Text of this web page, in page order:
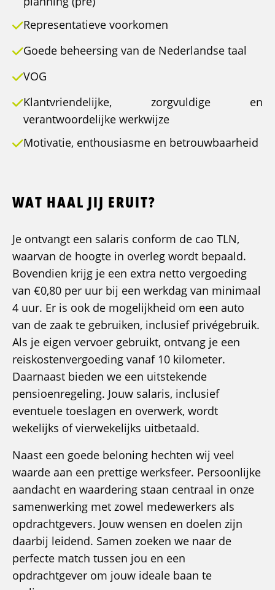
Representatieve voorkomen
Goede beheersing van de Nederlandse taal
VOG
Klantvriendelijke, zorgvuldige en
verantwoordelijke werkwijze
Motivatie, enthousiasme en betrouwbaarheid
WAT HAAL JIJ ERUIT?
Je ontvangt een salaris conform de cao TLN,
waarvan de hoogte in overleg wordt bepaald.
Bovendien krijg je een extra netto vergoeding
van €0,80 per uur bij een werkdag van minimaal
4 uur. Er is ook de mogelijkheid om een auto
van de zaak te gebruiken, inclusief privégebruik.
Als je eigen vervoer gebruikt, ontvang je een
reiskostenvergoeding vanaf 10 kilometer.
Daarnaast bieden we een uitstekende
pensioenregeling. Jouw salaris, inclusief
eventuele toeslagen en overwerk, wordt
wekelijks of vierwekelijks uitbetaald.
Naast een goede beloning hechten wij veel
waarde aan een prettige werksfeer. Persoonlijke
aandacht en waardering staan centraal in onze
samenwerking met zowel medewerkers als
opdrachtgevers. Jouw wensen en doelen zijn
daarbij leidend. Samen zoeken we naar de
perfecte match tussen jou en een
opdrachtgever om jouw ideale baan te